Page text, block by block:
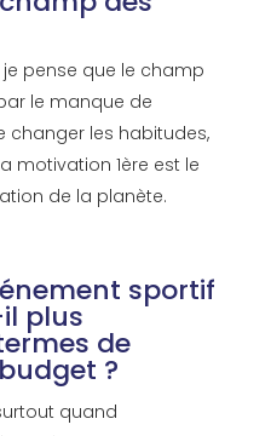
pense que le champ
le manque de
changer les habitudes,
motivation 1ère est le
de la planète.
sportif
plus
de
?
quand